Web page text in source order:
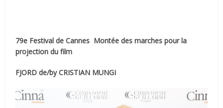
79e Festival de Cannes Montée des marches pour la
projection du film
FJORD de/by CRISTIAN MUNGI